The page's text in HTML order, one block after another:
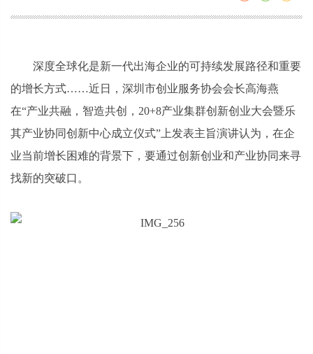
深度全球化是新一代出海企业的可持续发展路径和重要
的增长方式……近日，深圳市创业服务协会会长高海燕
在“产业共融，智造共创，20+8产业集群创新创业大会暨乐
其产业协同创新中心成立仪式”上发表主旨演讲认为，在企
业当前增长困难的背景下，要通过创新创业和产业协同来寻
找新的突破口。